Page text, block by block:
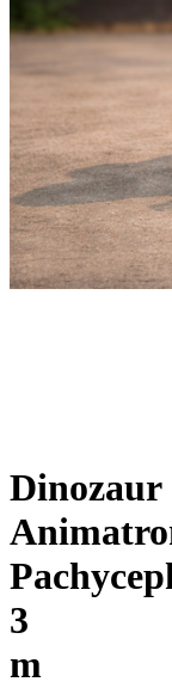
Dinozaur
3
m